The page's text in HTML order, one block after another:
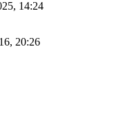
14:24
20:26